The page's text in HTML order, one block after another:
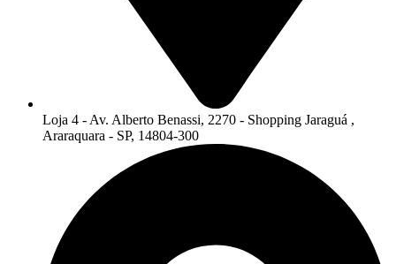
Loja 4 - Av. Alberto Benassi, 2270 - Shopping Jaraguá ,
Araraquara - SP, 14804-300